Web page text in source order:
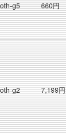
oth-g5 660円
oth-g2 7,199円